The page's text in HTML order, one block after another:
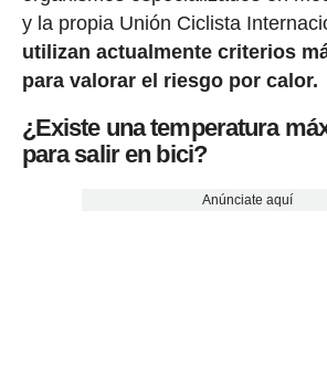
y la propia Unión Ciclista
utilizan actualmente criterios
para valorar el riesgo por calor.
¿Existe una temperatura
para salir en bici?
Anúnciate aquí